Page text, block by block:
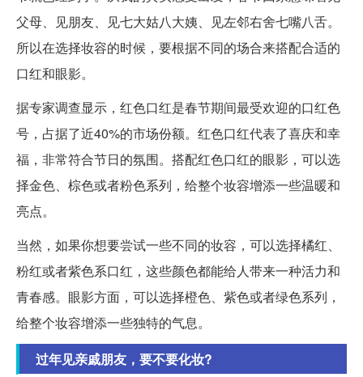
父母、见朋友、见七大姑八大姨、见左邻右舍七嘴八舌。
所以在选择妆容的时候，要根据不同的场合来搭配合适的
口红和眼影。
据专家调查显示，红色口红是春节期间最受欢迎的口红色
号，占据了近40%的市场份额。红色口红代表了喜庆和幸
福，非常符合节日的氛围。搭配红色口红的眼影，可以选
择金色、棕色或者粉色系列，给整个妆容增添一些温暖和
亮点。
当然，如果你想要尝试一些不同的妆容，可以选择橘红、
粉红或者紫色系口红，这些颜色都能给人带来一种活力和
青春感。眼影方面，可以选择橙色、紫色或者绿色系列，
给整个妆容增添一些独特的气息。
过年见亲戚朋友，要不要化妆?